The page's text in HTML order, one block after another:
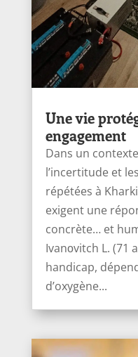
Une vie
engagement
Dans un
l’incertitude et
répétées à
exigent une
concrète… et
Ivanоvitch L. (71
handicap,
d’oxygène...